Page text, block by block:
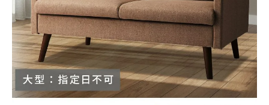
call 052-241-3103
schedule
ACCOUNT MENU